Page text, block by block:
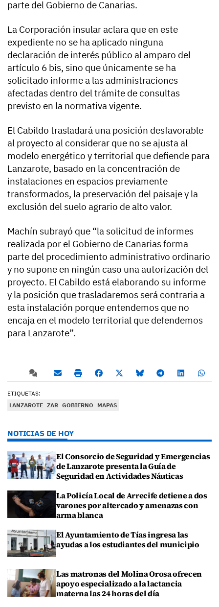
parte del Gobierno de Canarias.
La Corporación insular aclara que en este
expediente no se ha aplicado ninguna
declaración de interés público al amparo del
artículo 6 bis, sino que únicamente se ha
solicitado informe a las administraciones
afectadas dentro del trámite de consultas
previsto en la normativa vigente.
El Cabildo trasladará una posición desfavorable
al proyecto al considerar que no se ajusta al
modelo energético y territorial que defiende para
Lanzarote, basado en la concentración de
instalaciones en espacios previamente
transformados, la preservación del paisaje y la
exclusión del suelo agrario de alto valor.
Machín subrayó que “la solicitud de informes
realizada por el Gobierno de Canarias forma
parte del procedimiento administrativo ordinario
y no supone en ningún caso una autorización del
proyecto. El Cabildo está elaborando su informe
y la posición que trasladaremos será contraria a
esta instalación porque entendemos que no
encaja en el modelo territorial que defendemos
para Lanzarote”.
ETIQUETAS:
LANZAROTE ZAR GOBIERNO MAPAS
NOTICIAS DE HOY
El Consorcio de Seguridad y Emergencias
de Lanzarote presenta la Guía de
Seguridad en Actividades Náuticas
La Policía Local de Arrecife detiene a dos
varones por altercado y amenazas con
arma blanca
El Ayuntamiento de Tías ingresa las
ayudas a los estudiantes del municipio
Las matronas del Molina Orosa ofrecen
apoyo especializado a la lactancia
materna las 24 horas del día